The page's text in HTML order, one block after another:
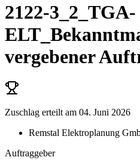
2122-3_2_TGA-
vergebener
Zuschlag erteilt am 04. Juni 2026
Remstal Elektroplanung
Auftraggeber